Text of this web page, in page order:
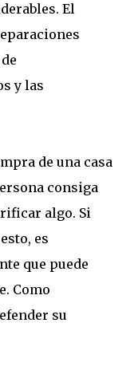
El
y las
de una casa
consiga
algo. Si
es
que puede
Como
su